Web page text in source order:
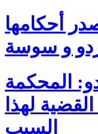
أحكامها
و سوسة
المحكمة
لهذا
السبب